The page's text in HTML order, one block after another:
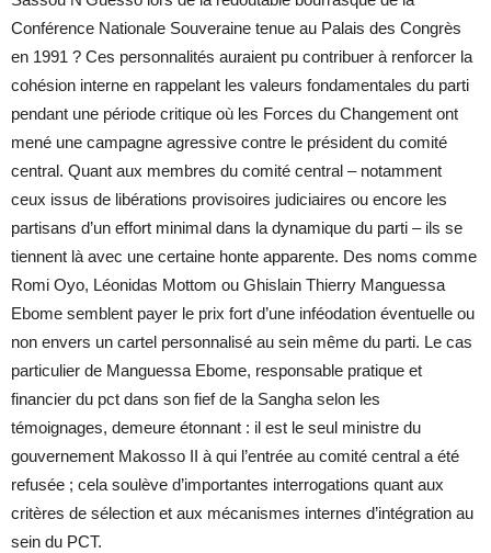
Conférence Nationale Souveraine tenue au Palais des Congrès
en 1991 ? Ces personnalités auraient pu contribuer à renforcer la
cohésion interne en rappelant les valeurs fondamentales du parti
pendant une période critique où les Forces du Changement ont
mené une campagne agressive contre le président du comité
central. Quant aux membres du comité central – notamment
ceux issus de libérations provisoires judiciaires ou encore les
partisans d’un effort minimal dans la dynamique du parti – ils se
tiennent là avec une certaine honte apparente. Des noms comme
Romi Oyo, Léonidas Mottom ou Ghislain Thierry Manguessa
Ebome semblent payer le prix fort d’une inféodation éventuelle ou
non envers un cartel personnalisé au sein même du parti. Le cas
particulier de Manguessa Ebome, responsable pratique et
financier du pct dans son fief de la Sangha selon les
témoignages, demeure étonnant : il est le seul ministre du
gouvernement Makosso II à qui l’entrée au comité central a été
refusée ; cela soulève d’importantes interrogations quant aux
critères de sélection et aux mécanismes internes d’intégration au
sein du PCT.